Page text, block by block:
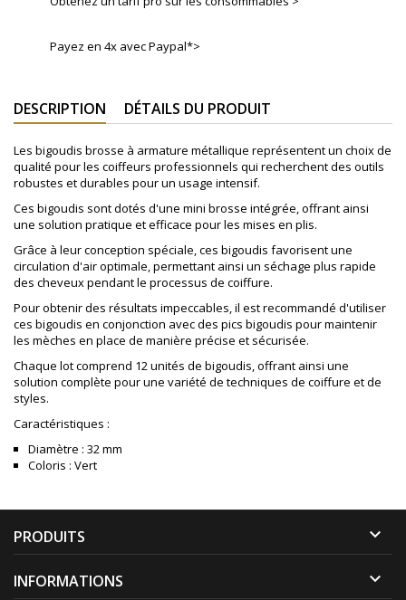
Payez en 4x avec Paypal*>
DESCRIPTION DÉTAILS DU PRODUIT
Les bigoudis brosse à armature métallique représentent un choix de
qualité pour les coiffeurs professionnels qui recherchent des outils
robustes et durables pour un usage intensif.
Ces bigoudis sont dotés d'une mini brosse intégrée, offrant ainsi
une solution pratique et efficace pour les mises en plis.
Grâce à leur conception spéciale, ces bigoudis favorisent une
circulation d'air optimale, permettant ainsi un séchage plus rapide
des cheveux pendant le processus de coiffure.
Pour obtenir des résultats impeccables, il est recommandé d'utiliser
ces bigoudis en conjonction avec des pics bigoudis pour maintenir
les mèches en place de manière précise et sécurisée.
Chaque lot comprend 12 unités de bigoudis, offrant ainsi une
solution complète pour une variété de techniques de coiffure et de
styles.
Caractéristiques :
Diamètre : 32 mm
Coloris : Vert
PRODUITS 
INFORMATIONS 